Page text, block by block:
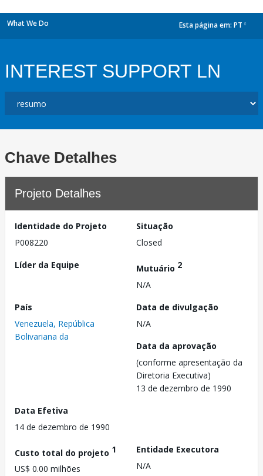
What We Do Esta página em: PT
INTEREST SUPPORT LN
Chave Detalhes
Projeto Detalhes
Identidade do Projeto
P008220
Situação
Closed
Líder da Equipe
Mutuário 2
N/A
País
Venezuela, República
Bolivariana da
Data de divulgação
N/A
Data da aprovação
(conforme apresentação da
Diretoria Executiva)
13 de dezembro de 1990
Data Efetiva
14 de dezembro de 1990
Custo total do projeto 1
US$ 0.00 milhões
Entidade Executora
N/A